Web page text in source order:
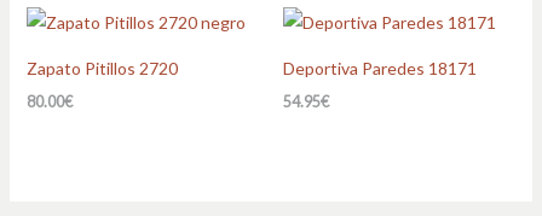
Zapato Pitillos 2720
80.00€
Deportiva Paredes 18171
54.95€